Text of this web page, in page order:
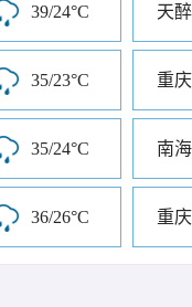
39/24°C 天
35/23°C 重
35/24°C 南
36/26°C